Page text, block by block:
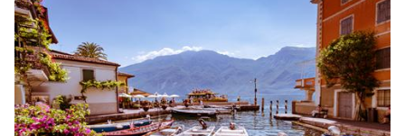
Le Lac de Garde peut aussi être exploré en voiture. Par
de jolies routes, vous passerez par de superbes
villages de montagne comme par exemple Biaza, qui
surplombe le Lac de Garde. Les amateurs de shopping
trouveront leur bonheur à shopping Il Leone, près de
Desenzano.